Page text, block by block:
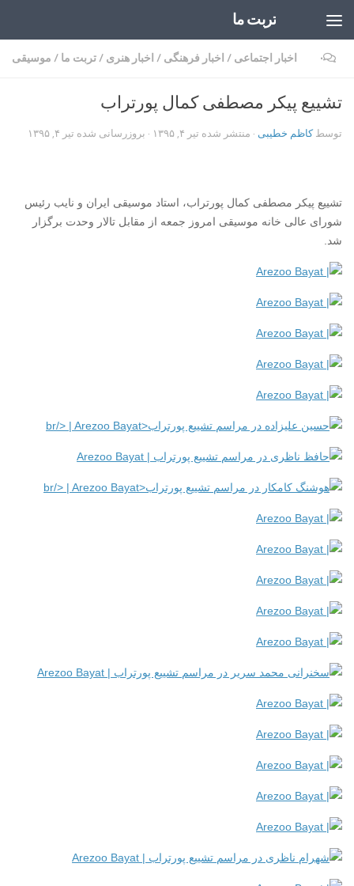
تربت ما
اخبار اجتماعی / اخبار فرهنگی / اخبار هنری /تربت ما / موسیقی ۰
تشییع پیکر مصطفی کمال پورتراب
توسطکاظم خطیبی · منتشر شده تیر ۴, ۱۳۹۵ · بروزرسانی شده تیر ۴, ۱۳۹۵
تشییع پیکر مصطفی کمال پورتراب، استاد موسیقی ایران و نایب رئیس
شورای عالی خانه موسیقی امروز جمعه از مقابل تالار وحدت برگزار
شد.